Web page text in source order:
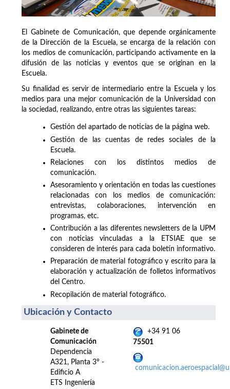
El Gabinete de Comunicación, que depende orgánicamente
de la Dirección de la Escuela, se encarga de la relación con
los medios de comunicación, participando activamente en la
difusión de las noticias y eventos que se originan en la
Escuela.
Su finalidad es servir de intermediario entre la Escuela y los
medios para una mejor comunicación de la Universidad con
la sociedad, realizando, entre otras las siguientes tareas:
Gestión del apartado de noticias de la página web.
Gestión de las cuentas de redes sociales de la
Escuela.
Relaciones con los distintos medios de
comunicación.
Asesoramiento y orientación en todas las cuestiones
relacionadas con los medios de comunicación:
entrevistas, colaboraciones, intervención en
programas, etc.
Contribución a las diferentes newsletters de la UPM
con noticias vinculadas a la ETSIAE que se
consideren de interés para cada boletín informativo.
Preparación de material fotográfico y escrito para la
elaboración y actualización de folletos informativos
del Centro.
Recopilación de material fotográfico.
Ubicación y Contacto
Gabinete de
Comunicación
Dependencia
A321, Planta 3º -
Edificio A
ETS Ingeniería
+34 91 06
75501